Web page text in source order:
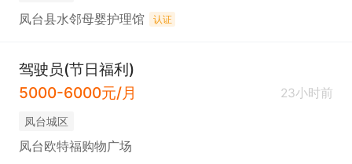
凤台县水邻母婴护理馆 认证
驾驶员(节日福利)
5000-6000元/月
23小时前
凤台城区
凤台欧特福购物广场